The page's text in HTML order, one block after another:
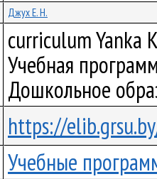
Джух Е. Н.
curriculum Yanka
Учебная
Дошкольное
https://
Учебные